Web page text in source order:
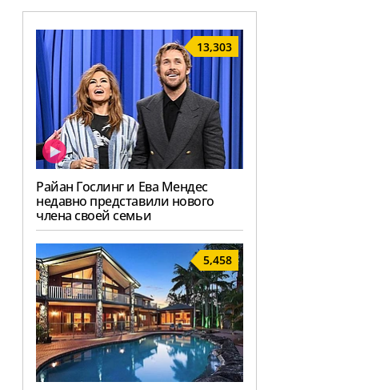
13,303
Райан Гослинг и Ева Мендес
недавно представили нового
члена своей семьи
5,458